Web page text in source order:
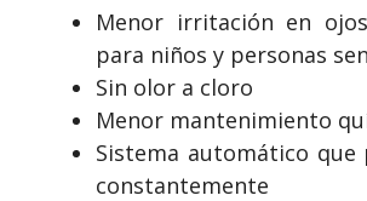
Menor irritación en
para niños y personas
Sin olor a cloro
Menor mantenimiento
Sistema automático que
constantemente